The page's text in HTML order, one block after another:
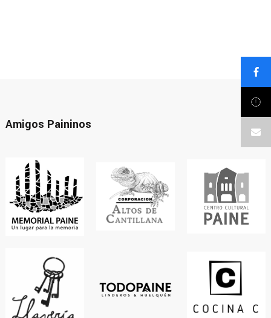
Amigos Paininos